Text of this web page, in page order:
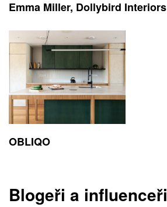
Emma Miller, Dollybird Interiors
OBLIQO
Blogeři a influenceři